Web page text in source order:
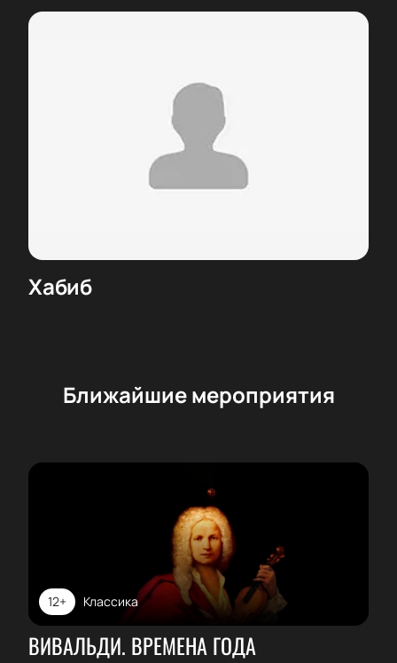
Хабиб
Ближайшие мероприятия
Классика
12+
ВИВАЛЬДИ. ВРЕМЕНА ГОДА